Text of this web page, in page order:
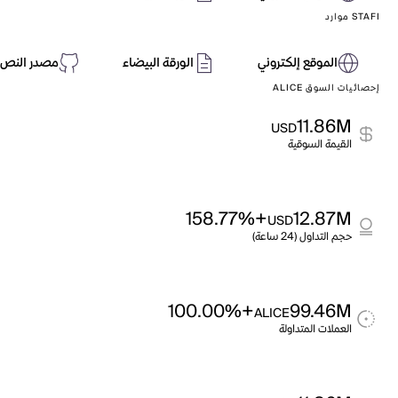
STAFI موارد
الموقع إلكتروني الورقة البيضاء مصدر النص
إحصائيات السوق ALICE
11.86M
USD
القيمة السوقية
12.87M
USD
+158.77%
حجم التداول (24 ساعة)
99.46M
ALICE
+100.00%
العملات المتداولة